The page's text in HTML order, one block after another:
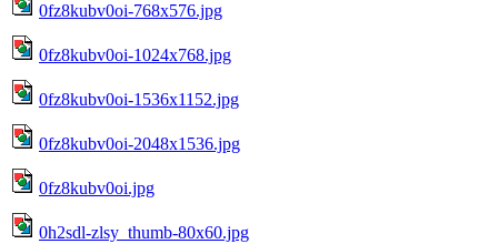
0fz8kubv0oi-768x576.jpg
0fz8kubv0oi-1024x768.jpg
0fz8kubv0oi-1536x1152.jpg
0fz8kubv0oi-2048x1536.jpg
0fz8kubv0oi.jpg
0h2sdl-zlsy_thumb-80x60.jpg